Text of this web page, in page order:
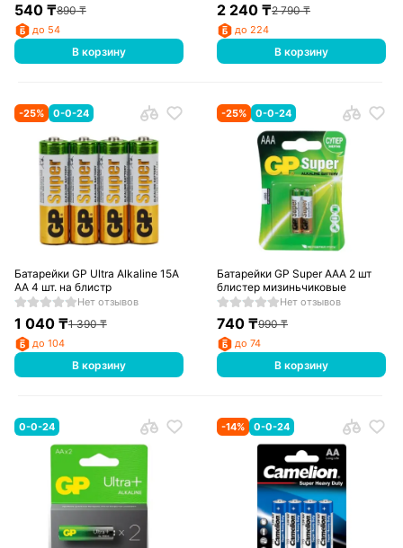
540₸890₸
до 54
В корзину
2 240 ₸2 790₸
до 224
В корзину
-25% 0-0-24
Батарейки GP Ultra Alkaline 15A
AA 4 шт. на блистр
Нет отзывов
1 040₸1 390₸
до 104
В корзину
-25% 0-0-24
Батарейки GP Super AAA 2 шт
блистер мизиньчиковые
Нет отзывов
740 ₸990₸
до 74
В корзину
0-0-24 -14% 0-0-24